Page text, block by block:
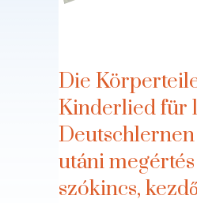
Die
Kinderlied für
utáni megértés
szókincs, kezdő